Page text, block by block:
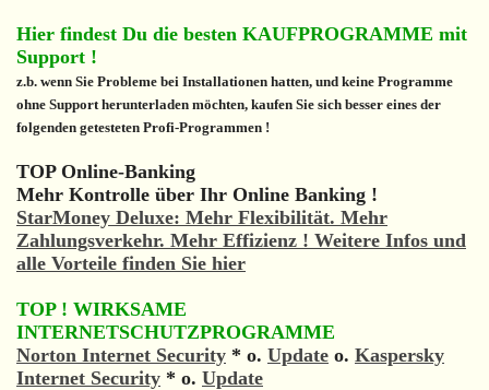
Hier findest Du die besten KAUFPROGRAMME mit
Support !
z.b. wenn Sie Probleme bei Installationen hatten, und keine Programme
ohne Support herunterladen möchten, kaufen Sie sich besser eines der
folgenden getesteten Profi-Programmen !
TOP Online-Banking
Mehr Kontrolle über Ihr Online Banking !
StarMoney Deluxe: Mehr Flexibilität. Mehr
Zahlungsverkehr. Mehr Effizienz ! Weitere Infos und
alle Vorteile finden Sie hier
TOP ! WIRKSAME
INTERNETSCHUTZPROGRAMME
Norton Internet Security * o. Update o. Kaspersky
Internet Security * o. Update